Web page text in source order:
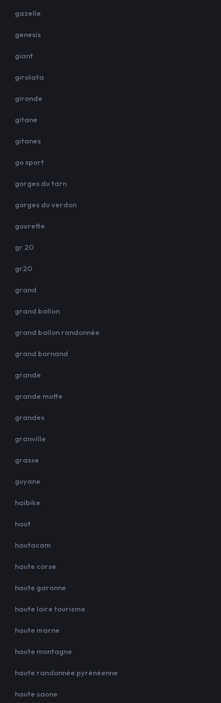
gazelle
genesis
giant
girolata
gironde
gitane
gitanes
go sport
gorges du tarn
gorges du verdon
gourette
gr 20
gr20
grand
grand ballon
grand ballon randonnée
grand bornand
grande
grande motte
grandes
granville
grasse
guyane
haibike
haut
hautacam
haute corse
haute garonne
haute loire tourisme
haute marne
haute montagne
haute randonnée pyrénéenne
haute saone